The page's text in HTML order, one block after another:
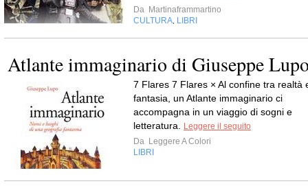
Da Martinaframmartino
CULTURA LIBRI
Atlante immaginario di Giuseppe
7 Flares 7 Flares × Al confine tra realtà
fantasia, un Atlante immaginario ci
accompagna in un viaggio di sogni e
letteratura.
Leggere il seguito
Da Leggere A Colori
LIBRI